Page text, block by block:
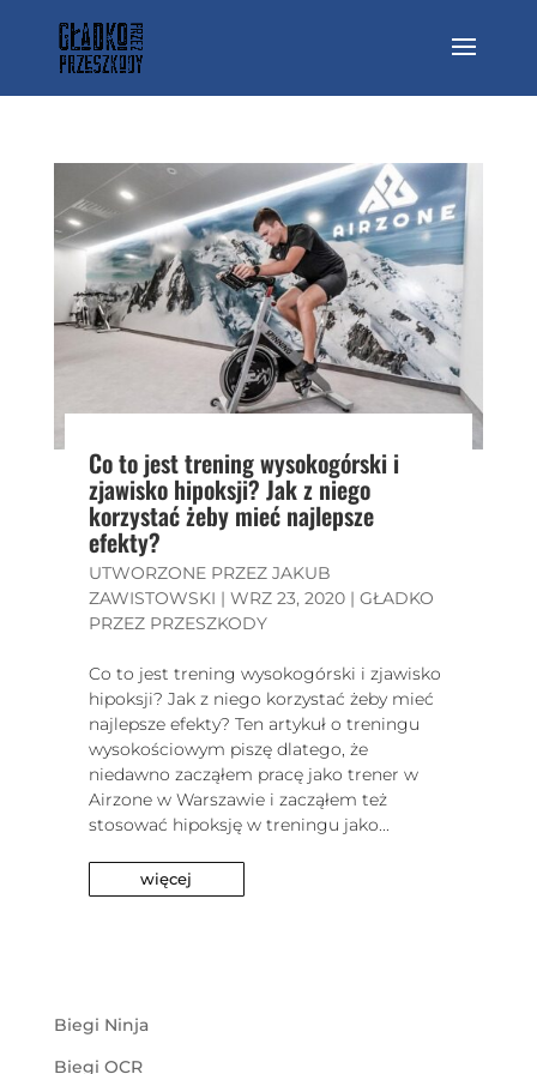
Co to jest trening wysokogórski i
zjawisko hipoksji? Jak z niego
korzystać żeby mieć najlepsze
efekty?
UTWORZONE PRZEZ JAKUB
ZAWISTOWSKI | WRZ 23, 2020| GŁADKO
PRZEZ PRZESZKODY
Co to jest trening wysokogórski i zjawisko
hipoksji? Jak z niego korzystać żeby mieć
najlepsze efekty? Ten artykuł o treningu
wysokościowym piszę dlatego, że
niedawno zacząłem pracę jako trener w
Airzone w Warszawie i zacząłem też
stosować hipoksję w treningu jako...
więcej
Biegi Ninja
Biegi OCR